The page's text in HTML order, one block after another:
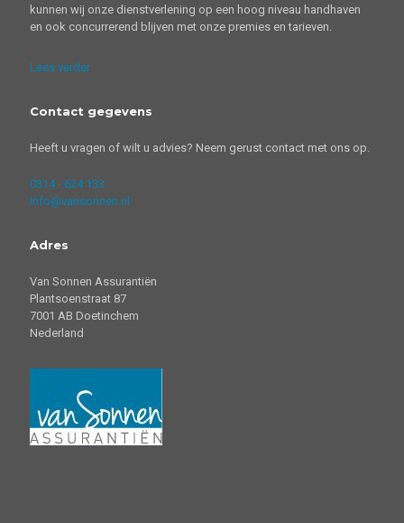
kunnen wij onze dienstverlening op een hoog niveau handhaven
en ook concurrerend blijven met onze premies en tarieven.
Lees verder
Contact gegevens
Heeft u vragen of wilt u advies? Neem gerust contact met ons op.
0314 - 624 133
info@vansonnen.nl
Adres
Van Sonnen Assurantiën
Plantsoenstraat 87
7001 AB Doetinchem
Nederland